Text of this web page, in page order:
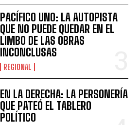
PACÍFICO UNO: LA AUTOPISTA
QUE NO PUEDE QUEDAR EN EL
LIMBO DE LAS OBRAS
INCONCLUSAS
REGIONAL
EN LA DERECHA: LA PERSONERÍA
QUE PATEÓ EL TABLERO
POLÍTICO